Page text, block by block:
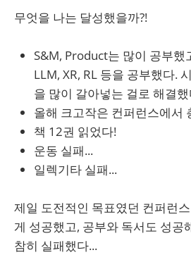
무엇을 나는 달성했을까?!
S&M, Product는 많이 공부
LLM, XR, RL 등을 공부했다.
을 많이 갈아넣는 걸로 해결
올해 크고작은 컨퍼런스에서
책 12권 읽었다!
운동 실패...
일렉기타 실패...
제일 도전적인 목표였던 컨퍼런
게 성공했고, 공부와 독서도 성공
참히 실패했다...